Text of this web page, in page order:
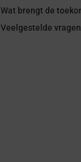
Veelgestelde vragen